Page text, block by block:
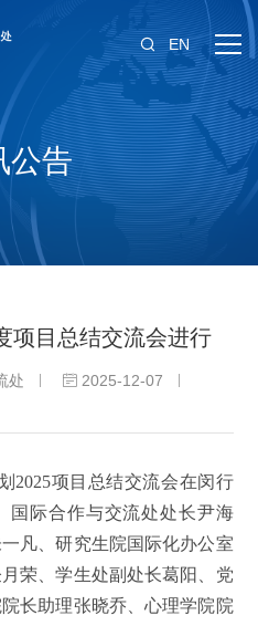
EN
公告
项目总结交流会进行
处
2025-12-07
2025项目总结交流会在闵行
国际合作与交流处处长尹海
凡、研究生院国际化办公室
荣、学生处副处长葛阳、党
长助理张晓乔、心理学院院